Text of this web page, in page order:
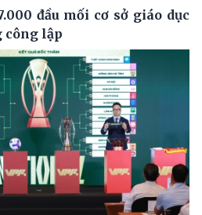
đầu mối cơ sở giáo dục
công lập